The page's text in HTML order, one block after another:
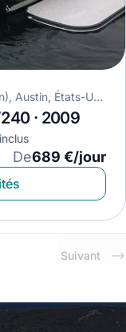
Commanders Point Yacht Basin (Austin), Austin, États-Unis
· 2009
De689 €/jour
Suivant